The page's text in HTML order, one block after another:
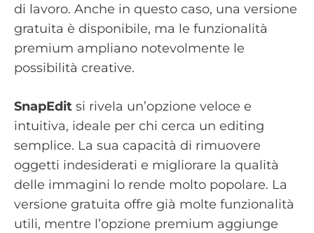
di lavoro. Anche in questo caso, una versione
gratuita è disponibile, ma le funzionalità
premium ampliano notevolmente le
possibilità creative.
SnapEdit si rivela un’opzione veloce e
intuitiva, ideale per chi cerca un editing
semplice. La sua capacità di rimuovere
oggetti indesiderati e migliorare la qualità
delle immagini lo rende molto popolare. La
versione gratuita offre già molte funzionalità
utili, mentre l’opzione premium aggiunge